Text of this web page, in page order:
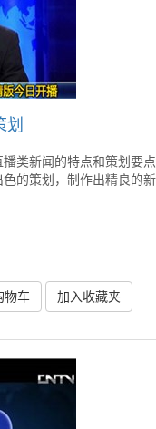
划
播类新闻的特点和策划要
的策划，制作出精良的
物车 加入收藏夹